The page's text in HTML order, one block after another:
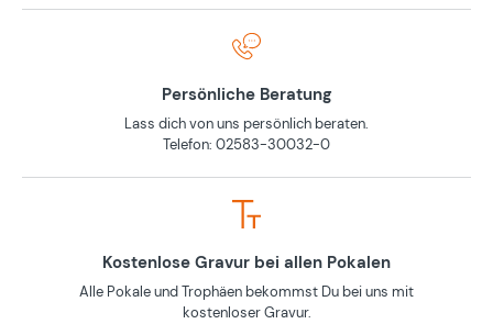
Persönliche Beratung
Lass dich von uns persönlich beraten.
Telefon: 02583-30032-0
Kostenlose Gravur bei allen Pokalen
Alle Pokale und Trophäen bekommst Du bei uns mit
kostenloser Gravur.